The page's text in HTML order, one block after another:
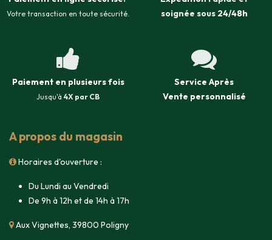
Votre transaction en toute sécurité.
soignée sous 24/48h
Paiement en plusieurs fois
Jusqu'à 4X par CB
Service Après
Vente personnalisé
A propos du magasin
Horaires d'ouverture :
Du Lundi au Vendredi
De 9h à 12h et de 14h à 17h
Aux Vignettes, 39800 Poligny